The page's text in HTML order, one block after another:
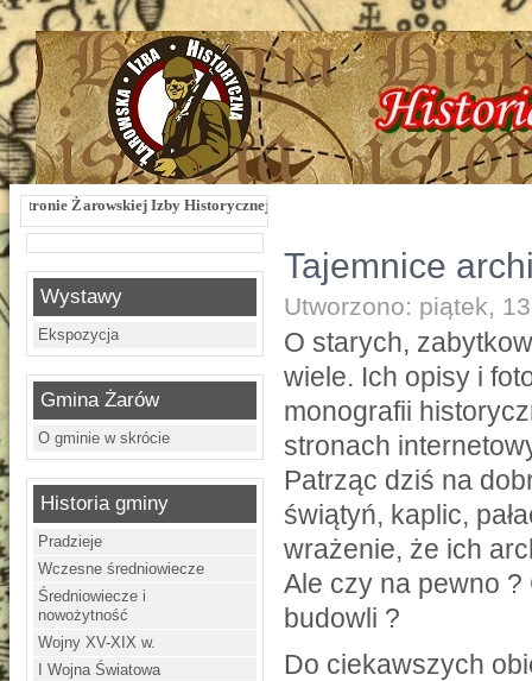
Izby Historycznej !!! Żarowska Izba Historyczna, ul. Dworcowa 3 !!! e-
Wystawy
Ekspozycja
Gmina Żarów
O gminie w skrócie
Historia gminy
Pradzieje
Wczesne średniowiecze
Średniowiecze i
nowożytność
Wojny XV-XIX w.
I Wojna Światowa
Tajemnice
Utworzono: piątek,
O starych,
wiele. Ich opisy i
monografii
stronach
Patrząc dziś na
świątyń, kaplic,
wrażenie, że ich
Ale czy na pewno
budowli ?
Do ciekawszych